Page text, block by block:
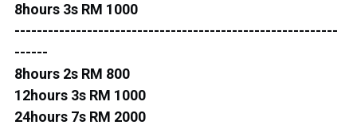
JB TOWN 4
JB TOWN SENTOSA
JB TOWN CENTER
8hours 3s RM 1000
----------------------------------------------------------
------
8hours 2s RM 800
12hours 3s RM 1000
24hours 7s RM 2000